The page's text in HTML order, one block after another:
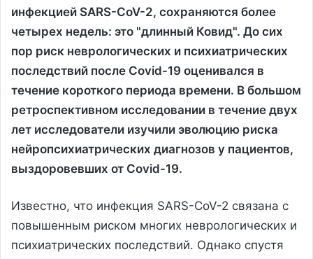
инфекцией SARS-CoV-2, сохраняются более
четырех недель: это "длинный Ковид". До сих
пор риск неврологических и психиатрических
последствий после Covid-19 оценивался в
течение короткого периода времени. В большом
ретроспективном исследовании в течение двух
лет исследователи изучили эволюцию риска
нейропсихиатрических диагнозов у ​​пациентов,
выздоровевших от Covid-19.
Известно, что инфекция SARS-CoV-2 связана с
повышенным риском многих неврологических и
психиатрических последствий. Однако спустя